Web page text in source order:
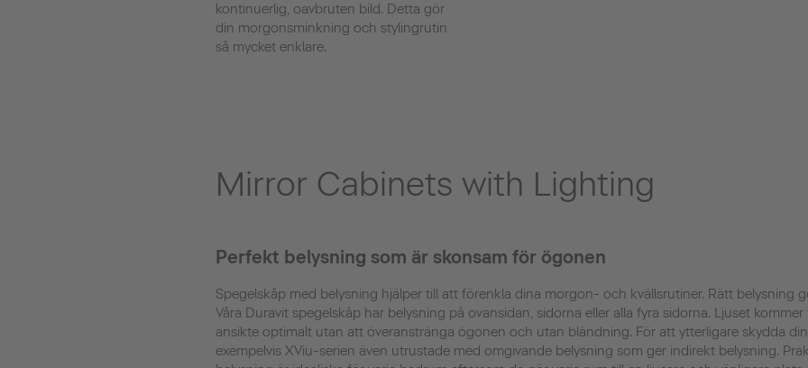
kontinuerlig, oavbruten bild. Detta gör
din morgonsminkning och stylingrutin
så mycket enklare.
Mirror Cabinets with Lighting
Perfekt belysning som är skonsam för ögonen
Spegelskåp med belysning hjälper till att förenkla dina morgon- och kvällsrutiner. Rätt belysning
Våra Duravit spegelskåp har belysning på ovansidan, sidorna eller alla fyra sidorna. Ljuset
ansikte optimalt utan att överanstränga ögonen och utan bländning. För att ytterligare skydda
exempelvis XViu-serien även utrustade med omgivande belysning som ger indirekt belysning.